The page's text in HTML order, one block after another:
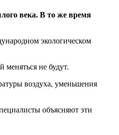
века. В то же время
экологическом
не будут.
воздуха, уменьшения
объясняют эти